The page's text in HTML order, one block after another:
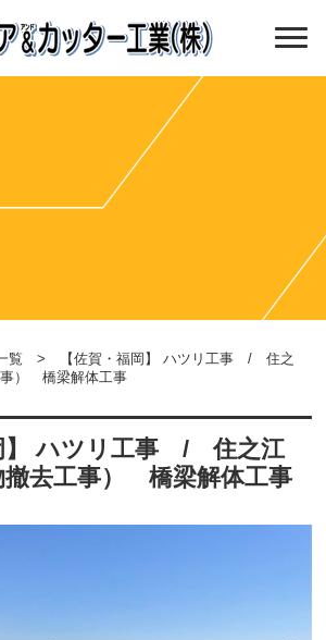
覧 > 【佐賀・福岡】 ハツリ工事 / 住之
事） 橋梁解体工事
】 ハツリ工事 / 住之江
撤去工事） 橋梁解体工事